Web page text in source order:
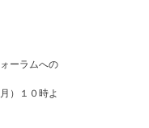
ーラムへの
）１０時よ